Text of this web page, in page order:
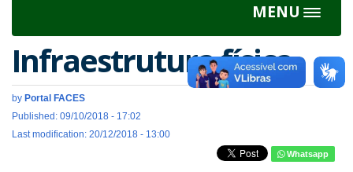
MENU
Toggle
Infraestrutura física
by Portal FACES
Published: 09/10/2018 - 17:02
Last modification: 20/12/2018 - 13:00
Whatsapp